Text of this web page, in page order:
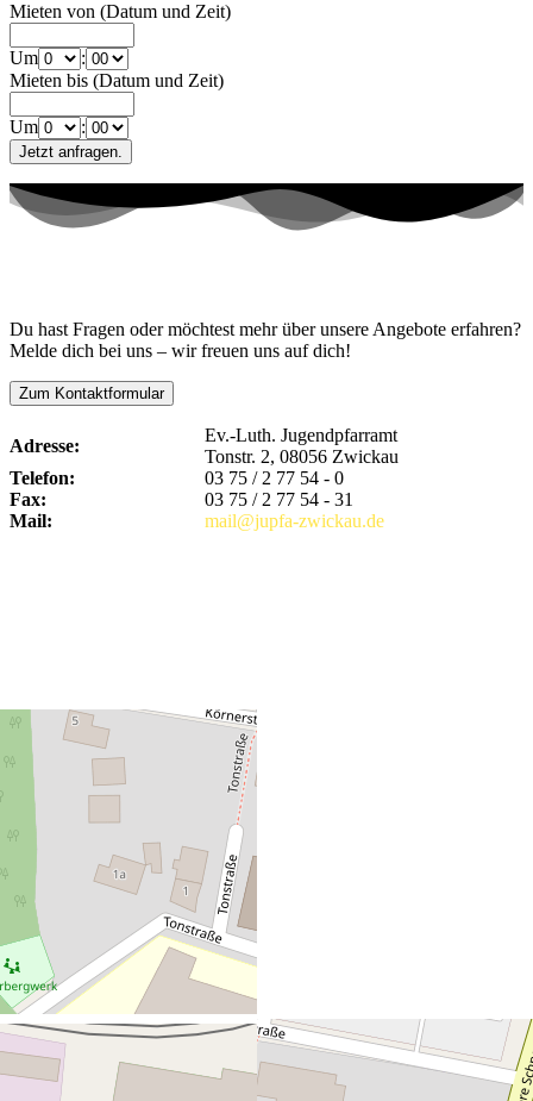
Mieten von (Datum und Zeit)
Um
:
Mieten bis (Datum und Zeit)
Um :
Du hast Fragen oder möchtest mehr über unsere Angebote erfahren?
Melde dich bei uns – wir freuen uns auf dich!
Zum Kontaktformular
Adresse:
Ev.-Luth. Jugendpfarramt
Tonstr. 2, 08056 Zwickau
Telefon:
03 75 / 2 77 54 - 0
Fax:
03 75 / 2 77 54 - 31
Mail:
mail@jupfa-zwickau.de